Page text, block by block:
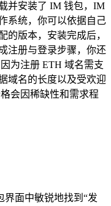
并安装了 IM 钱包，IM
系统，你可以依据自己
的版本，安装完成后，
注册与登录步骤，你还
为注册 ETH 域名需支
域名的长度以及受欢迎
会因稀缺性和需求程
界面中敏锐地找到“发